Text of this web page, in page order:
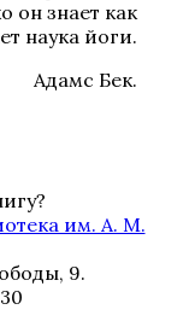
он знает как
наука йоги.
Адамс Бек.
им. А. М.
9.